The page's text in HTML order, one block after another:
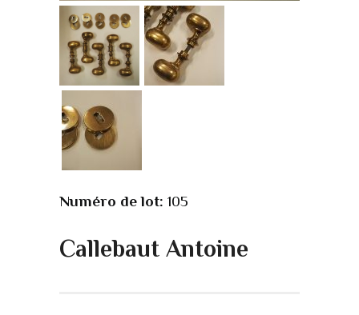
Numéro de lot: 105
Callebaut Antoine